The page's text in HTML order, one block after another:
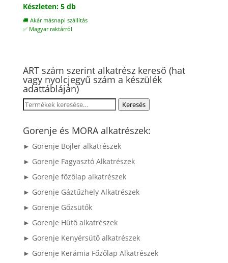
Készleten: 5 db
🚚 Akár másnapi szállítás
✅ Magyar raktárról
ART szám szerint alkatrész kereső (hat
vagy nyolcjegyű szám a készülék
adattábláján)
Keresés
következőre:
Keresés
Gorenje és MORA alkatrészek:
► Gorenje Bojler alkatrészek
► Gorenje Fagyasztó Alkatrészek
► Gorenje főzőlap alkatrészek
► Gorenje Gáztűzhely Alkatrészek
► Gorenje Gőzsütők
► Gorenje Hűtő alkatrészek
► Gorenje Kenyérsütő alkatrészek
► Gorenje Kerámia Főzőlap Alkatrészek